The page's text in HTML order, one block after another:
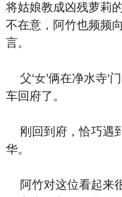
将姑娘教成凶残萝莉的事情，‮是只‬看
不在意，阿竹也频频
言。
⽗‘女’俩在净⽔寺‘
车回府了。
刚回到府，恰巧遇
华。
阿竹对这位看‮来起‬很严厉的大伯有些亲切，盖